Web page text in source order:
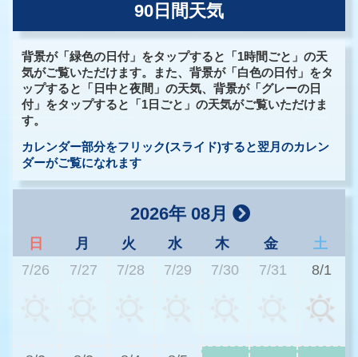
90日間天気
背景が「緑色の日付」をタップすると「1時間ごと」の天
気がご覧いただけます。また、背景が「白色の日付」をタ
ップすると「日中と夜間」の天気、背景が「グレーの日
付」をタップすると「1日ごと」の天気がご覧いただけま
す。
カレンダー部分をフリック(スライド)すると翌月のカレン
ダーがご覧になれます
2026年 08月
日 月 火 水 木 金
土
7/26
7/27 7/28 7/29 7/30 7/31 8/1